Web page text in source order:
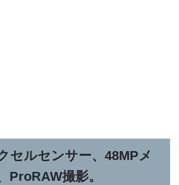
セルセンサー、48MPメ
ProRAW撮影。